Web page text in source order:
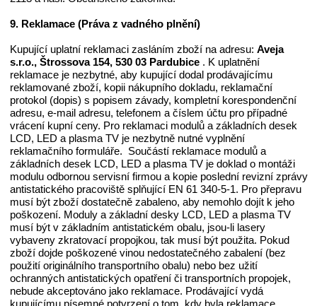
9. Reklamace (Práva z vadného plnění)
Kupující uplatní reklamaci zasláním zboží na adresu: Aveja
s.r.o., Štrossova 154, 530 03Pardubice. K uplatnění
reklamace je nezbytné, aby kupující dodal prodávajícímu
reklamované zboží, kopii nákupního dokladu, reklamační
protokol (dopis) s popisem závady, kompletní korespondenční
adresu, e-mail adresu, telefonem a číslem účtu pro případné
vrácení kupní ceny. Pro reklamaci modulů a základních desek
LCD, LED a plasma TV je nezbytně nutné vyplnění
reklamačního formuláře. Součástí reklamace modulů a
základních desek LCD, LED a plasma TV je doklad o montáži
modulu odbornou servisní firmou a kopie poslední revizní zprávy
antistatického pracoviště splňující EN 61 340-5-1. Pro přepravu
musí být zboží dostatečně zabaleno, aby nemohlo dojít k jeho
poškození. Moduly a základní desky LCD, LED a plasma TV
musí být v základním antistatickém obalu, jsou-li lasery
vybaveny zkratovací propojkou, tak musí být použita. Pokud
zboží dojde poškozené vinou nedostatečného zabalení (bez
použití originálního transportního obalu) nebo bez užití
ochranných antistatických opatření či transportních propojek,
nebude akceptováno jako reklamace. Prodávající vydá
kupujícímu písemné potvrzení o tom, kdy byla reklamace